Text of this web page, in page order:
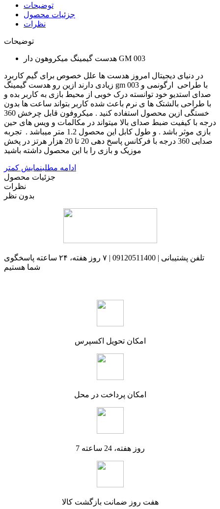
توضیحات
جزئیات محصول
نظرات
توضیحات
هدست گیمینگ میکروهون دار GM 003
در دنیای دیجیتال امروز هدست ها علل خصوص برای گیم کاربرد
زیادی دارند ازین رو هدست گیمینگ gm 003 با طراحی ارگونمی و
صدای استدیو خود توانسته درک خوبی از محیط بازی به کاربر بده و
با طراحی بالشتک ها ی نرم باعث شده کاربر بتواند ساعت ها بدون
خستگی ازین محصول استفاده کنید . میکروفون قابل چرخش 360
درجه با کیفیت ضبط صدای بالا میتواند در مکالمات و ویس های حین
بازی موثر باشد . و طول کابل این محصول 1.2 متر میباشد . تجربه
صدایی 360 درجه با فرکانس پاسخ دهی 20 تا 20 هزار هرتز در پخش
موزیک و بازی را با این محصول داشته باشید
ادامه مطلبنمایش کمتر
جزئیات محصول
نظرات
بدون نظر
تلفن پشتیبانی | 09120511400 | ۷ روز هفته، ۲۴ ساعته پاسخگوی
شما هستیم
امکان تحویل اکسپرس
امکان پرداخت در محل
7 روز هفته، 24 ساعته
هفت روز ضمانت بازگشت کالا